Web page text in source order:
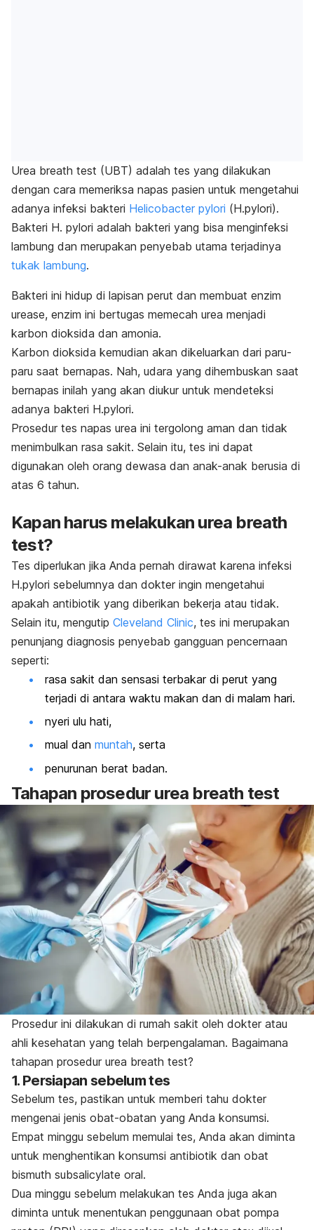
Urea breath test (UBT) adalah tes yang dilakukan
dengan cara memeriksa napas pasien untuk mengetahui
adanya infeksi bakteri Helicobacter pylori (H.pylori).
Bakteri H. pylori adalah bakteri yang bisa menginfeksi
lambung dan merupakan penyebab utama terjadinya
tukak lambung.
Bakteri ini hidup di lapisan perut dan membuat enzim
urease, enzim ini bertugas memecah urea menjadi
karbon dioksida dan amonia.
Karbon dioksida kemudian akan dikeluarkan dari paru-
paru saat bernapas. Nah, udara yang dihembuskan saat
bernapas inilah yang akan diukur untuk mendeteksi
adanya bakteri H.pylori.
Prosedur tes napas urea ini tergolong aman dan tidak
menimbulkan rasa sakit. Selain itu, tes ini dapat
digunakan oleh orang dewasa dan anak-anak berusia di
atas 6 tahun.
Kapan harus melakukan urea breath
test?
Tes diperlukan jika Anda pernah dirawat karena infeksi
H.pylori sebelumnya dan dokter ingin mengetahui
apakah antibiotik yang diberikan bekerja atau tidak.
Selain itu, mengutip Cleveland Clinic, tes ini merupakan
penunjang diagnosis penyebab gangguan pencernaan
seperti:
rasa sakit dan sensasi terbakar di perut yang
terjadi di antara waktu makan dan di malam hari.
nyeri ulu hati,
mual dan muntah, serta
penurunan berat badan.
Tahapan prosedur urea breath test
Prosedur ini dilakukan di rumah sakit oleh dokter atau
ahli kesehatan yang telah berpengalaman. Bagaimana
tahapan prosedur urea breath test?
1. Persiapan sebelum tes
Sebelum tes, pastikan untuk memberi tahu dokter
mengenai jenis obat-obatan yang Anda konsumsi.
Empat minggu sebelum memulai tes, Anda akan diminta
untuk menghentikan konsumsi antibiotik dan obat
bismuth subsalicylate oral.
Dua minggu sebelum melakukan tes Anda juga akan
diminta untuk menentukan penggunaan obat pompa